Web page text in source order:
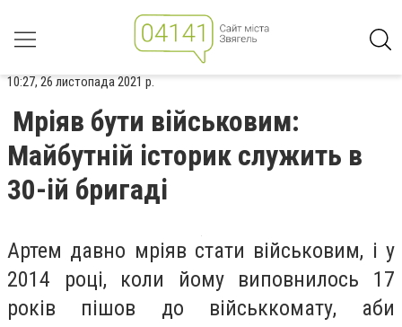
10:27, 26 листопада 2021 р.
Мріяв бути військовим:
Майбутній історик служить в
30-ій бригаді
Артем давно мріяв стати військовим, і у
2014 році, коли йому виповнилось 17
років пішов до військкомату, аби